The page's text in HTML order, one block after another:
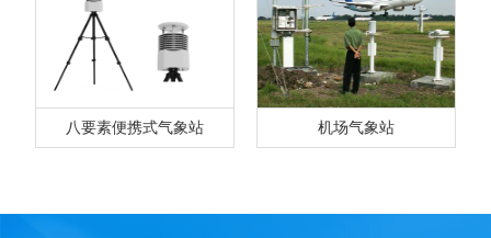
八要素便携式气象站 机场气象站